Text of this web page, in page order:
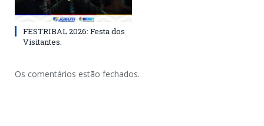
FESTRIBAL 2026: Festa dos
Visitantes.
Os comentários estão fechados.